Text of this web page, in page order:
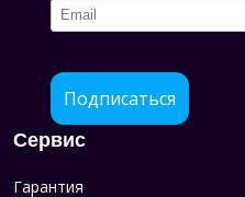
Подписаться
Сервис
Гарантия